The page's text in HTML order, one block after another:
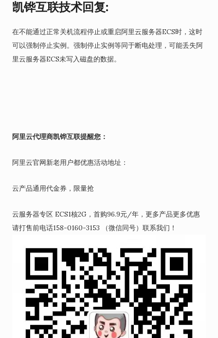
凯铧互联技术回复:
在不能通过正常关机流程停止或重启阿里云服务器ECS时，这时
可以强制停止实例。强制停止实例等同于断电处理，可能丢失阿
里云服务器ECS未写入磁盘的数据。
阿里云代理商凯铧互联提醒您：
阿里云官网新老用户都优惠活动地址：
云产品通用代金券，限量抢
云服务器专区 ECS1核2G，首购96.9元/年，更多产品更多优惠
请打售前电话158-0160-3153 （微信同号）联系我们！